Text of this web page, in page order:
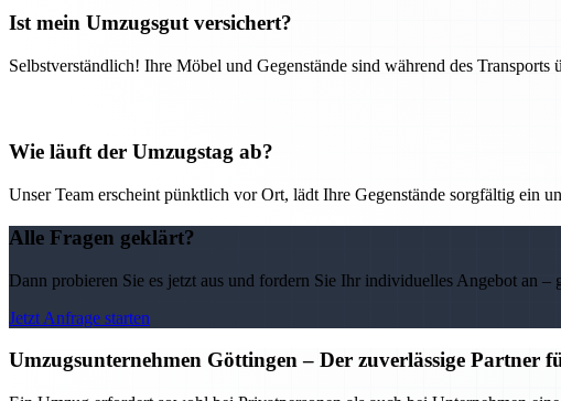
Ist mein Umzugsgut versichert?
Selbstverständlich! Ihre Möbel und Gegenstände sind während des Transports
Wie läuft der Umzugstag ab?
Unser Team erscheint pünktlich vor Ort, lädt Ihre Gegenstände sorgfältig ein
Alle Fragen geklärt?
Dann probieren Sie es jetzt aus und fordern Sie Ihr individuelles Angebot an –
Jetzt Anfrage starten
Umzugsunternehmen Göttingen – Der zuverlässige Partner